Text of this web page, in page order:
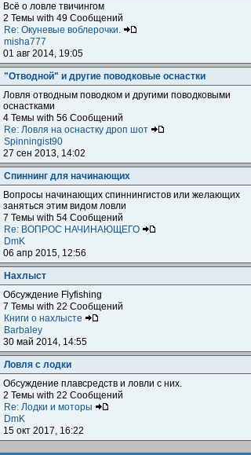
Всё о ловле твичингом
2 Темы with 49 Сообщений
Re: Окуневые воблерочки.
misha777
01 авг 2014, 19:05
"Отводной" и другие поводковые оснастки
Ловля отводным поводком и другими поводковыми
оснастками
4 Темы with 56 Сообщений
Re: Ловля на оснастку дроп шот
Spinningist90
27 сен 2013, 14:02
Спиннинг для начинающих
Вопросы начинающих спиннингистов или желающих
заняться этим видом ловли
7 Темы with 54 Сообщений
Re: ВОПРОС НАЧИНАЮЩЕГО
DmK
06 апр 2015, 12:56
Нахлыст
Обсуждение Flyfishing
7 Темы with 22 Сообщений
Книги о нахлысте
Barbaley
30 май 2014, 14:55
Ловля с лодки
Обсуждение плавсредств и ловли с них.
2 Темы with 22 Сообщений
Re: Лодки и моторы
DmK
15 окт 2017, 16:22